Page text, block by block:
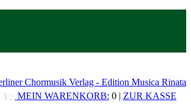
Chormusik Verlag - Edition Musica Rinata
MEIN WARENKORB: 0 | ZUR KASSE